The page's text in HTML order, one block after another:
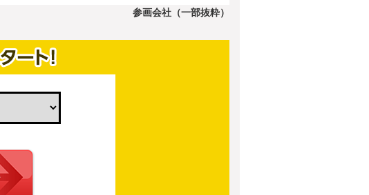
参画会社（一部抜粋）